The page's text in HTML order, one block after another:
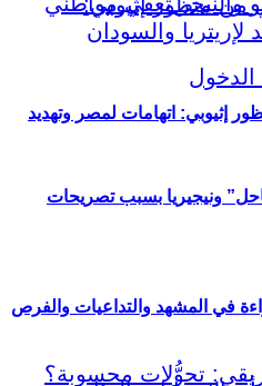
ونيجيريا بسبب تصريحات
إثيوبي: اتهامات لمصر وتهديد
في المشهد والتداعيات والفرص